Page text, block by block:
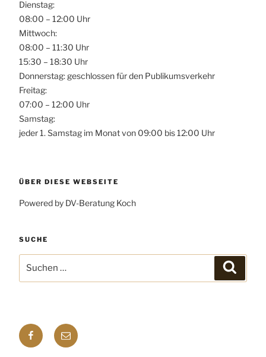
Dienstag:
08:00 – 12:00 Uhr
Mittwoch:
08:00 – 11:30 Uhr
15:30 – 18:30 Uhr
Donnerstag: geschlossen für den Publikumsverkehr
Freitag:
07:00 – 12:00 Uhr
Samstag:
jeder 1. Samstag im Monat von 09:00 bis 12:00 Uhr
ÜBER DIESE WEBSEITE
Powered by DV-Beratung Koch
SUCHE
nach:
Facebook
E-
mail